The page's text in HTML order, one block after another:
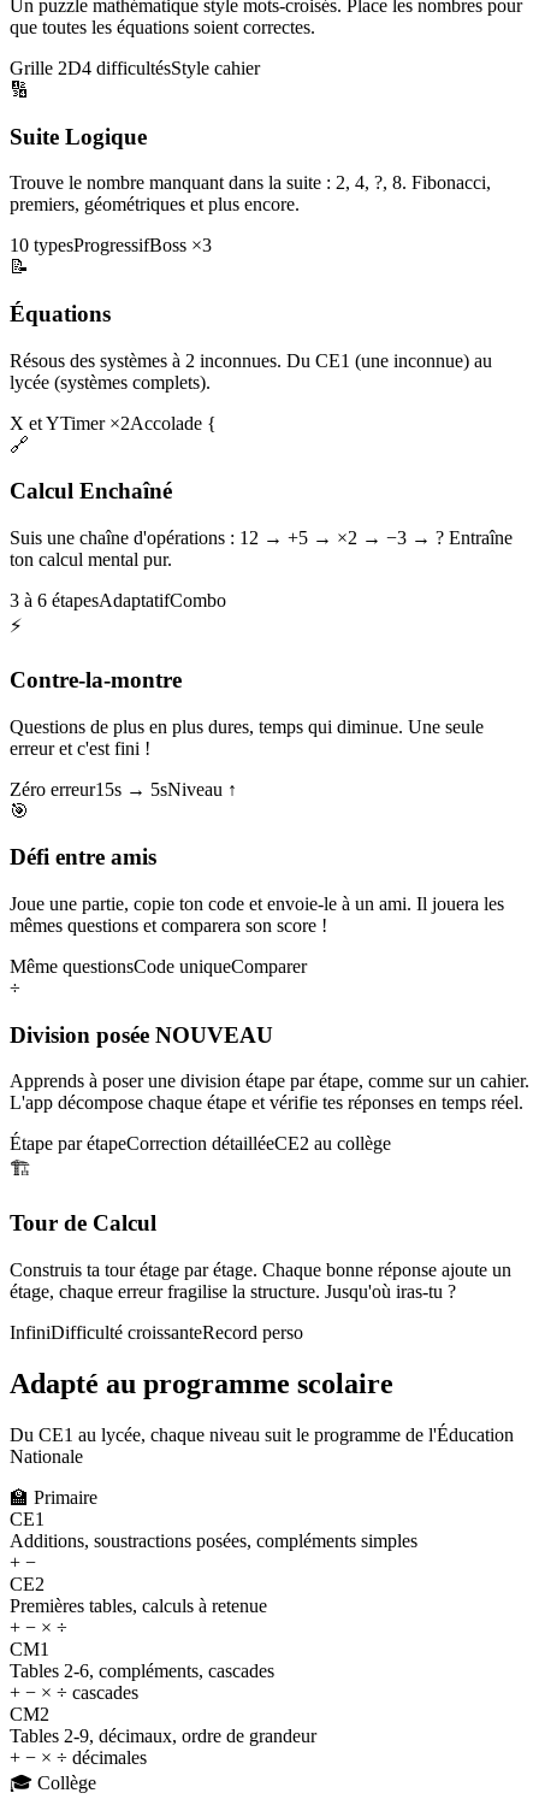
Un puzzle mathématique style mots-croisés. Place les nombres pour
que toutes les équations soient correctes.
Grille 2D4 difficultésStyle cahier
🔢
Suite Logique
Trouve le nombre manquant dans la suite : 2, 4, ?, 8. Fibonacci,
premiers, géométriques et plus encore.
10 typesProgressifBoss ×3
📝
Équations
Résous des systèmes à 2 inconnues. Du CE1 (une inconnue) au
lycée (systèmes complets).
X et YTimer ×2Accolade {
🔗
Calcul Enchaîné
Suis une chaîne d'opérations : 12 → +5 → ×2 → −3 → ? Entraîne
ton calcul mental pur.
3 à 6 étapesAdaptatifCombo
⚡
Contre-la-montre
Questions de plus en plus dures, temps qui diminue. Une seule
erreur et c'est fini !
Zéro erreur15s → 5sNiveau ↑
🎯
Défi entre amis
Joue une partie, copie ton code et envoie-le à un ami. Il jouera les
mêmes questions et comparera son score !
Même questionsCode uniqueComparer
÷
Division posée NOUVEAU
Apprends à poser une division étape par étape, comme sur un cahier.
L'app décompose chaque étape et vérifie tes réponses en temps réel.
Étape par étapeCorrection détailléeCE2 au collège
🏗️
Tour de Calcul
Construis ta tour étage par étage. Chaque bonne réponse ajoute un
étage, chaque erreur fragilise la structure. Jusqu'où iras-tu ?
InfiniDifficulté croissanteRecord perso
Adapté au programme scolaire
Du CE1 au lycée, chaque niveau suit le programme de l'Éducation
Nationale
🏫 Primaire
CE1
Additions, soustractions posées, compléments simples
+ −
CE2
Premières tables, calculs à retenue
+ − × ÷
CM1
Tables 2-6, compléments, cascades
+ − × ÷ cascades
CM2
Tables 2-9, décimaux, ordre de grandeur
+ − × ÷ décimales
🎓 Collège